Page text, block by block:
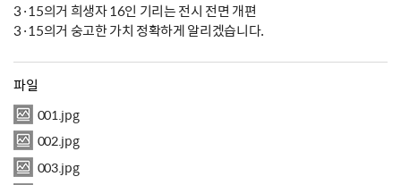
3·15의거 희생자 16인 기리는 전시 전면 개편
3·15의거 숭고한 가치 정확하게 알리겠습니다.
파일
001.jpg
002.jpg
003.jpg